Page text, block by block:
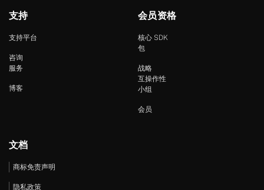
支持
支持平台
咨询
服务
博客
会员资格
核心 SDK
包
战略
互操作性
小组
会员
文档
商标免责声明
隐私政策